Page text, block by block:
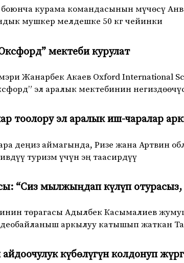
курама командасынын мүчөсү
мушкер мелдешке 50 кг чейинки
мектеби курулат
Жанарбек Акаев Oxford International
эл аралык мектебинин
тоолору эл аралык иш-чаралар
деңиз аймагында, Ризе жана Артвин
туризм үчүн эң таасирдүү
“Сиз мылжыңдап күлүп отурасыз,
төрагасы Адылбек Касымалиев
аркылуу катышып жаткан
күбөлүгүн колдонуп